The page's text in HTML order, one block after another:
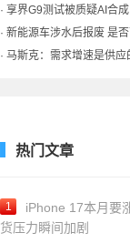
· iPhone 17本月或调价：
热门文章
1
iPhone 17本月要
货压力瞬间加剧